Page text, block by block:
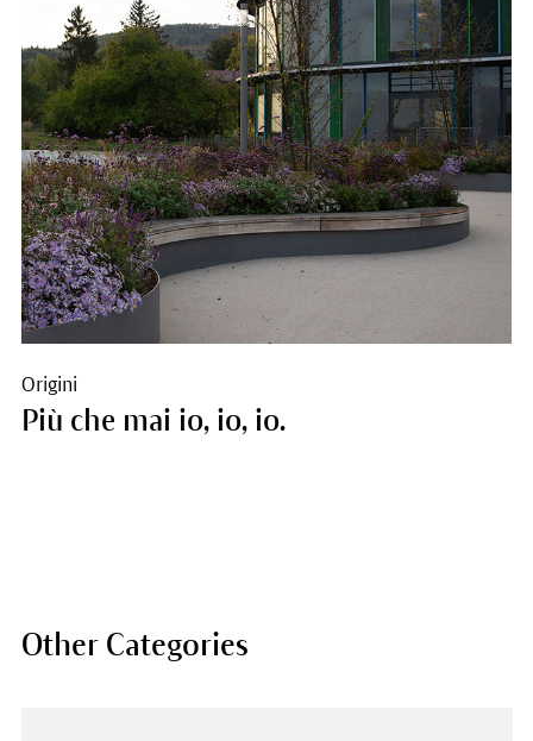
Origini
Più che mai io, io, io.
Other Categories